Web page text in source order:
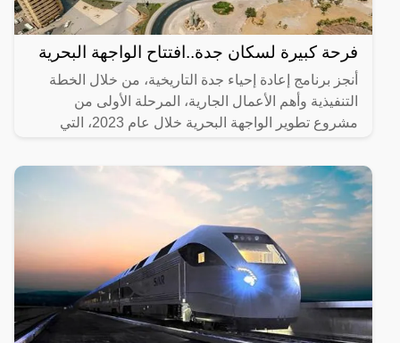
فرحة كبيرة لسكان جدة..افتتاح الواجهة البحرية
أنجز برنامج إعادة إحياء جدة التاريخية، من خلال الخطة
التنفيذية وأهم الأعمال الجارية، المرحلة الأولى من
مشروع تطوير الواجهة البحرية خلال عام 2023، التي